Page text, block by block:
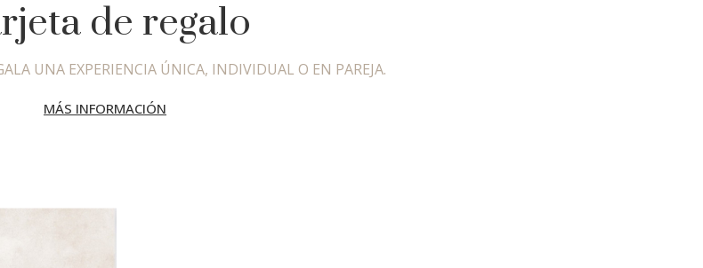
de regalo
UNA EXPERIENCIA ÚNICA, INDIVIDUAL O EN PAREJA.
MÁS INFORMACIÓN